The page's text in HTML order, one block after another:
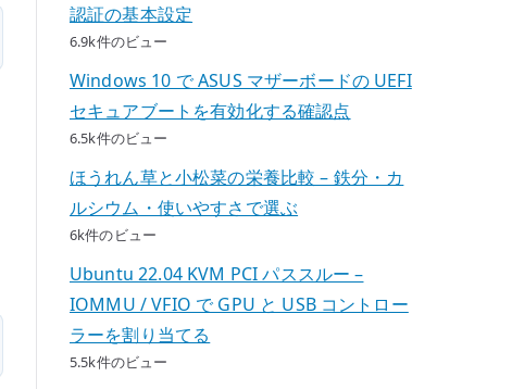
認証の基本設定
6.9k件のビュー
Windows 10 で ASUS マザーボードの UEFI
セキュアブートを有効化する確認点
6.5k件のビュー
ほうれん草と小松菜の栄養比較 – 鉄分・カ
ルシウム・使いやすさで選ぶ
6k件のビュー
Ubuntu 22.04 KVM PCI パススルー –
IOMMU / VFIO で GPU と USB コントロー
ラーを割り当てる
5.5k件のビュー